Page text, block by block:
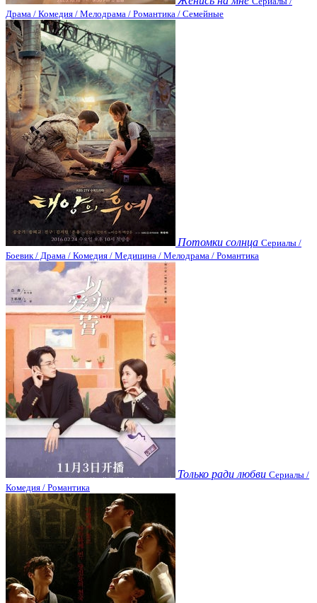
Драма / Комедия / Мелодрама / Романтика / Семейные
Потомки солнца Сериалы /
Боевик / Драма / Комедия / Медицина / Мелодрама / Романтика
Только ради любви Сериалы /
Комедия / Романтика